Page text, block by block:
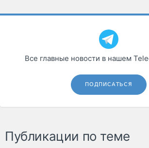
Все главные новости в нашем
ПОДПИСАТЬСЯ
Публикации по теме